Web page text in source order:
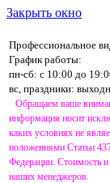
Закрыть окно
Профессиональное
График работы:
пн-сб: с 10:00 до
вс, праздники: выходн
Обращаем ваше
информация носит
каких условиях не
положениями Статьи
Федерации. Стоимость и
наших менеджеров.